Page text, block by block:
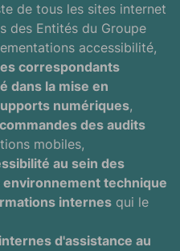
de tous les sites internet
des Entités du Groupe
accessibilité,
correspondants
dans la mise en
numériques,
des audits
mobiles,
au sein des
technique
internes qui le
d'assistance au